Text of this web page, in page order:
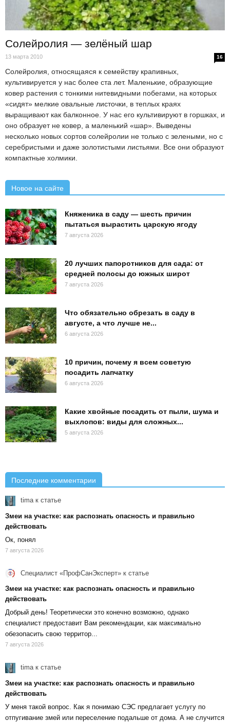
Солейролия — зелёный шар
13 марта 2010 16
Солейролия, относящаяся к семейству крапивных,
культивируется у нас более ста лет. Маленькие, образующие
ковер растения с тонкими нитевидными побегами, на которых
«сидят» мелкие овальные листочки, в теплых краях
выращивают как балконное. У нас его культивируют в горшках, и
оно образует не ковер, а маленький «шар». Выведены
несколько новых сортов солейролии не только с зелеными, но с
серебристыми и даже золотистыми листьями. Все они образуют
компактные холмики.
Новое на сайте
Княженика в саду — шесть причин
пытаться вырастить царскую ягоду
7 августа 2026
20 лучших папоротников для сада: от
средней полосы до южных широт
7 августа 2026
Что обязательно обрезать в саду в
августе, а что лучше не...
6 августа 2026
10 причин, почему я всем советую
посадить лапчатку
6 августа 2026
Какие хвойные посадить от пыли, шума и
выхлопов: виды для сложных...
5 августа 2026
Последние комментарии
timaк статье
Змеи на участке: как распознать опасность и правильно
действовать
Ок, понял
7 августа 2026
Специалист «ПрофСанЭксперт» к статье
Змеи на участке: как распознать опасность и правильно
действовать
Добрый день! Теоретически это конечно возможно, однако
специалист предоставит Вам рекомендации, как максимально
обезопасить свою территор...
7 августа 2026
timaк статье
Змеи на участке: как распознать опасность и правильно
действовать
У меня такой вопрос. Как я понимаю СЭС предлагает услугу по
отпугивание змей или переселение подальше от дома. А не случится